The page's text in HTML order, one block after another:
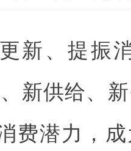
新、提振
新供给、
费潜力，